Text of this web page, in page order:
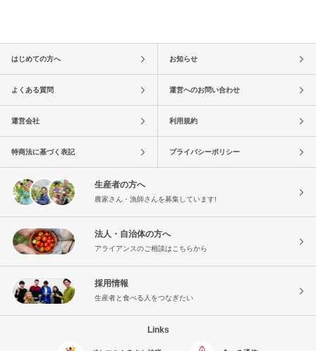
はじめての方へ お知らせ
よくある質問 運営へのお問い合わせ
運営会社 利用規約
特商法に基づく表記 プライバシーポリシー
生産者の方へ
農家さん・漁師さんを募集しています!
法人・自治体の方へ
アライアンスのご相談はこちらから
採用情報
生産者と食べる人をつなぎたい
Links